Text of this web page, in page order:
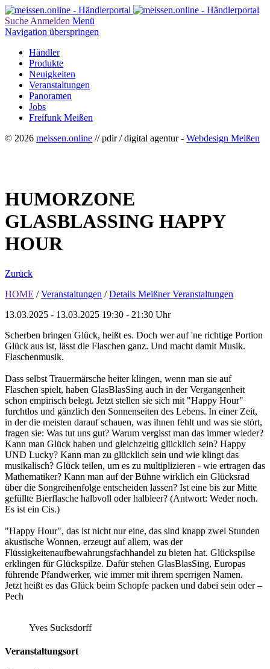
Suche Anmelden Menü
Navigation überspringen
Händler
Produkte
Neuigkeiten
Veranstaltungen
Panoramen
Jobs
Freifunk Meißen
© 2026 meissen.online // pdir / digital agentur - Webdesign Meißen
HUMORZONE
GLASBLASSING HAPPY
HOUR
Zurück
HOME / Veranstaltungen / Details Meißner Veranstaltungen
13.03.2025 - 13.03.2025 19:30 - 21:30 Uhr
Scherben bringen Glück, heißt es. Doch wer auf 'ne richtige Portion
Glück aus ist, lässt die Flaschen ganz. Und macht damit Musik.
Flaschenmusik.
Dass selbst Trauermärsche heiter klingen, wenn man sie auf
Flaschen spielt, haben GlasBlasSing auch in der Vergangenheit
schon empirisch belegt. Jetzt stellen sie sich mit "Happy Hour"
furchtlos und gänzlich den Sonnenseiten des Lebens. In einer Zeit,
in der die meisten darauf schauen, was ihnen fehlt und was sie stört,
fragen sie: Was tut uns gut? Warum vergisst man das immer wieder?
Kann man Glück haben und gleichzeitig glücklich sein? Happy
UND Lucky? Kann man zu glücklich sein und wie klingt das
musikalisch? Glück teilen, um es zu multiplizieren - wie ertragen das
Mathematiker? Kann man auf der Bühne wirklich ein Glücksrad
über die Songreihenfolge entscheiden lassen? Ist eine bis zur Mitte
gefüllte Bierflasche halbvoll oder halbleer? (Antwort: Weder noch.
Es ist ein Cis.)
"Happy Hour", das ist nicht nur eine, das sind knapp zwei Stunden
akustische Wonnen, erzeugt auf allem, was der
Flüssigkeitenaufbewahrungsfachhandel zu bieten hat. Glückspilse
erklingen für Glückspilze. Dafür stehen GlasBlasSing, Europas
führende Pfandwerker, wie immer mit ihrem sperrigen Namen.
Jetzt heißt es das Glück beim Schopfe packen und dabei sein oder –
Pech
Yves Sucksdorff
Veranstaltungsort